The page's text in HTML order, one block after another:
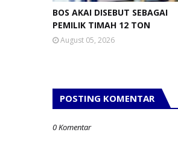
BOS AKAI DISEBUT SEBAGAI
PEMILIK TIMAH 12 TON
August 05, 2026
POSTING KOMENTAR
0 Komentar